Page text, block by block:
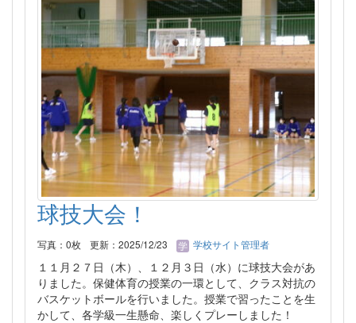
球技大会！
写真：0枚 更新：2025/12/23 学校サイト管理者
１１月２７日（木）、１２月３日（水）に球技大会があ
りました。保健体育の授業の一環として、クラス対抗の
バスケットボールを行いました。授業で習ったことを生
かして、各学級一生懸命、楽しくプレーしました！